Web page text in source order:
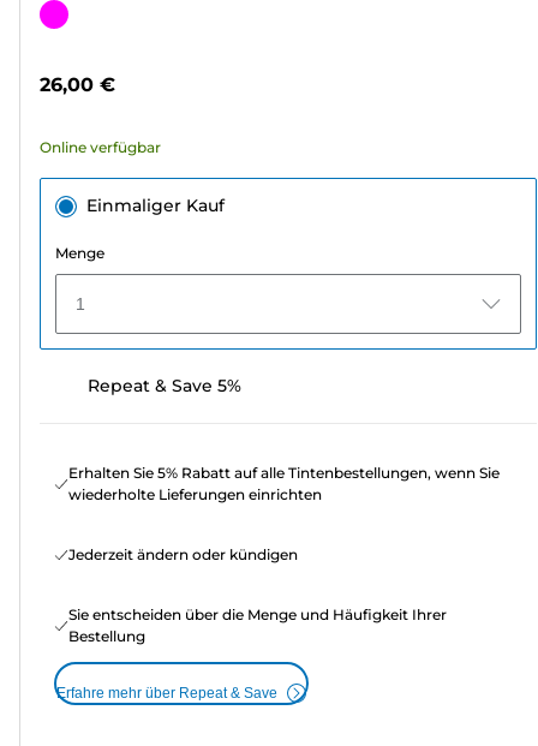
von
59
Farbpatrone
26,00 €
Online verfügbar
Einmaliger Kauf
Menge
1
Repeat & Save 5%
Erhalten Sie 5% Rabatt auf alle Tintenbestellungen, wenn Sie
wiederholte Lieferungen einrichten
Jederzeit ändern oder kündigen
Sie entscheiden über die Menge und Häufigkeit Ihrer
Bestellung
Erfahre mehr über Repeat & Save